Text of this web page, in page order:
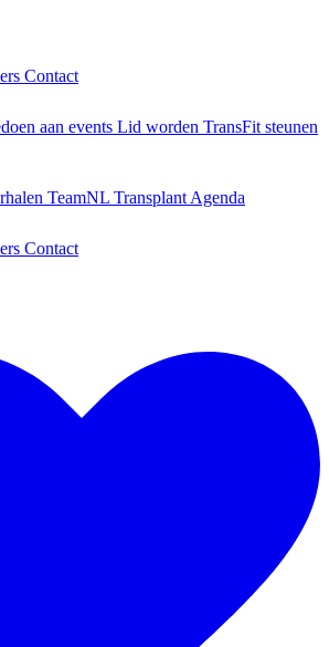
Contact
aan events Lid worden TransFit steunen
TeamNL Transplant Agenda
Contact